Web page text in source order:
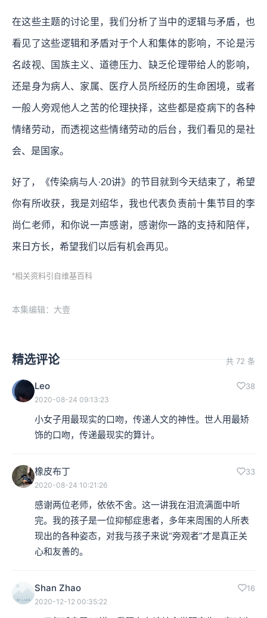
在这些主题的讨论里，我们分析了当中的逻辑与矛盾，也
看见了这些逻辑和矛盾对于个人和集体的影响，不论是污
名歧视、国族主义、道德压力、缺乏伦理带给人的影响，
还是身为病人、家属、医疗人员所经历的生命困境，或者
一般人旁观他人之苦的伦理抉择，这些都是疫病下的各种
情绪劳动，而透视这些情绪劳动的后台，我们看见的是社
会、是国家。
好了，《传染病与人·20讲》的节目就到今天结束了，希望
你有所收获，我是刘绍华，我也代表负责前十集节目的李
尚仁老师，和你说一声感谢，感谢你一路的支持和陪伴，
来日方长，希望我们以后有机会再见。
*相关资料引自维基百科
本集编辑：大壹
精选评论 共 72 条
Leo 38
2020-08-24 09:13:23
小女子用最现实的口吻，传递人文的神性。世人用最矫
饰的口吻，传递最现实的算计。
橡皮布丁 33
2020-08-24 10:21:26
感谢两位老师，依依不舍。这一讲我在泪流满面中听
完。我的孩子是一位抑郁症患者，多年来周围的人所表
现出的各种姿态，对我与孩子来说“旁观者”才是真正关
心和友善的。
Shan Zhao 16
2020-12-12 00:35:22